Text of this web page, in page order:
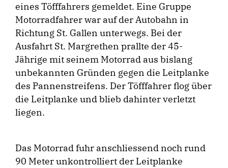
eines Töfffahrers gemeldet. Eine Gruppe
Motorradfahrer war auf der Autobahn in
Richtung St. Gallen unterwegs. Bei der
Ausfahrt St. Margrethen prallte der 45-
Jährige mit seinem Motorrad aus bislang
unbekannten Gründen gegen die Leitplanke
des Pannenstreifens. Der Töfffahrer flog über
die Leitplanke und blieb dahinter verletzt
liegen.
Das Motorrad fuhr anschliessend noch rund
90 Meter unkontrolliert der Leitplanke